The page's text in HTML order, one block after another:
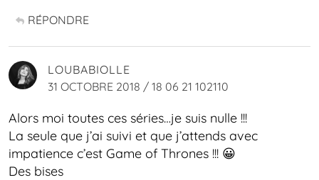
RÉPONDRE
LOUBABIOLLE
31 OCTOBRE 2018 / 18 06 21 102110
Alors moi toutes ces séries…je suis nulle !!!
La seule que j’ai suivi et que j’attends avec
impatience c’est Game of Thrones !!! 😀
Des bises